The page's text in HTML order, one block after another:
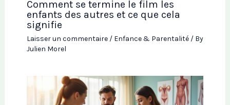
Comment se termine le film les
enfants des autres et ce que cela
signifie
Laisser un commentaire / Enfance & Parentalité/ By
Julien Morel